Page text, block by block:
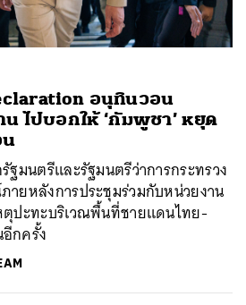
อนุทินวอน
ไปบอกให้ ‘กัมพูชา’ หยุด
น
มนตรีและรัฐมนตรีว่าการกระทรวง
ยหลังการประชุมร่วมกับหน่วยงาน
ปะทะบริเวณพื้นที่ชายแดนไทย-
กครั้ง